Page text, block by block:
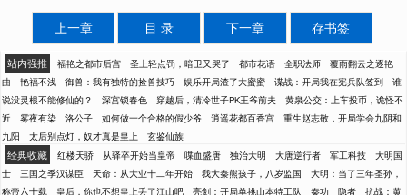
上一章 目 录 下一章 存书签
站内强推 福艳之都市后宫 圣上轻点罚，暗卫又哭了 都市花语 全职法师
覆雨翻云之逐艳
曲
艳福不浅 御兽：我有独特的捡兽技巧 娱乐开局渣了大蜜蜜 谍战：开局我在宪兵队签到
谁
说没灵根不能修仙的？
深宫锁春色 穿越后，清冷世子PK王爷前夫
黄泉公交：上车投币，诡怪不
近
雾夜有染 洛公子 如何做一个合格的假少爷 逍遥花都百香宫
重生赵志敬，开局学会九阴和
九阳
太后别点灯，奴才真是皇上 玄鉴仙族
经典收藏 红楼天骄 从驿卒开始当皇帝 喋血盛唐 独治大明 大唐逆行者 军工科技
大明国
士
三国之季汉谋臣 天命：从大业十二年开始 我大秦熊孩子，八岁监国
大明：当了三年圣孙，
称帝六十载
皇后，你也不想皇上丢了江山吧 亮剑：开局单挑山本特工队 秦功 隐者 抗战：黄